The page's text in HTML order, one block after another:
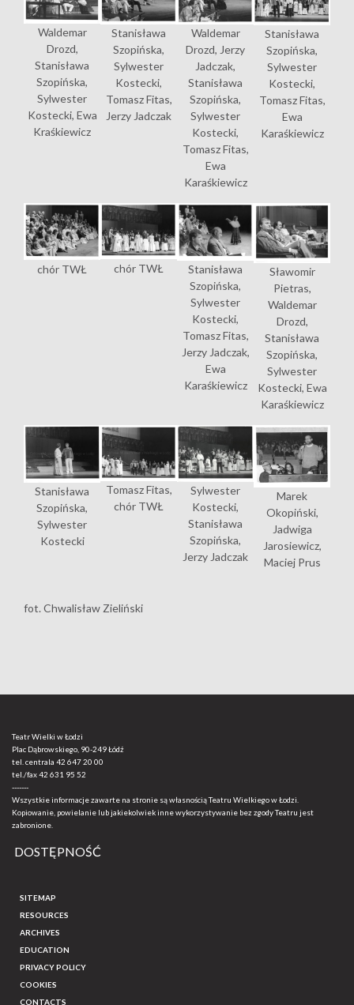
Waldemar
Drozd,
Stanisława
Szopińska,
Sylwester
Kostecki, Ewa
Kraśkiewicz
Stanisława
Szopińska,
Sylwester
Kostecki,
Tomasz Fitas,
Jerzy Jadczak
Waldemar
Drozd, Jerzy
Jadczak,
Stanisława
Szopińska,
Sylwester
Kostecki,
Tomasz Fitas,
Ewa
Karaśkiewicz
Stanisława
Szopińska,
Sylwester
Kostecki,
Tomasz Fitas,
Ewa
Karaśkiewicz
chór TWŁ chór TWŁ
Stanisława
Szopińska,
Sylwester
Kostecki,
Tomasz Fitas,
Jerzy Jadczak,
Ewa
Karaśkiewicz
Sławomir
Pietras,
Waldemar
Drozd,
Stanisława
Szopińska,
Sylwester
Kostecki, Ewa
Karaśkiewicz
Stanisława
Szopińska,
Sylwester
Kostecki
Tomasz Fitas,
chór TWŁ
Sylwester
Kostecki,
Stanisława
Szopińska,
Jerzy Jadczak
Marek
Okopiński,
Jadwiga
Jarosiewicz,
Maciej Prus
fot. Chwalisław Zieliński
Teatr Wielki w Łodzi
Plac Dąbrowskiego, 90-249 Łódź
tel. centrala 42 647 20 00
tel./fax42 631 95 52
-------
Wszystkie informacje zawarte na stronie są własnością Teatru Wielkiego w Łodzi.
Kopiowanie, powielanie lub jakiekolwiek inne wykorzystywanie bez zgody Teatru jest
zabronione.
DOSTĘPNOŚĆ
SITEMAP
RESOURCES
ARCHIVES
EDUCATION
PRIVACY POLICY
COOKIES
CONTACTS